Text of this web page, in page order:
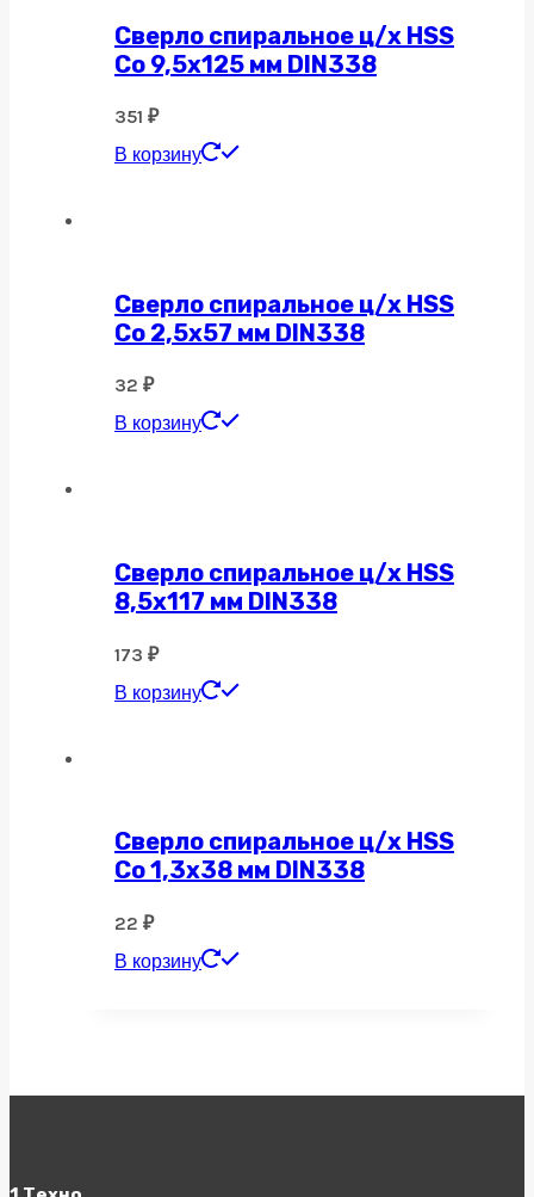
Сверло спиральное ц/х HSS
Co 9,5х125 мм DIN338
351 ₽
В корзину
Сверло спиральное ц/х HSS
Co 2,5х57 мм DIN338
32 ₽
В корзину
Сверло спиральное ц/х HSS
8,5х117 мм DIN338
173 ₽
В корзину
Сверло спиральное ц/х HSS
Co 1,3х38 мм DIN338
22 ₽
В корзину